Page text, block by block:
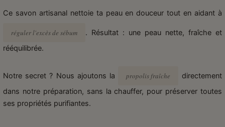
réguler l'excès de sébum
. Résultat : une peau nette, fraîche et
rééquilibrée.
Notre secret ? Nous ajoutons la propolis fraîche
directement
dans notre préparation, sans la chauffer, pour préserver toutes
ses propriétés purifiantes.